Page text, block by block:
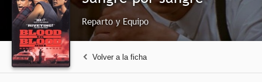
Reparto y Equipo
Volver a la ficha